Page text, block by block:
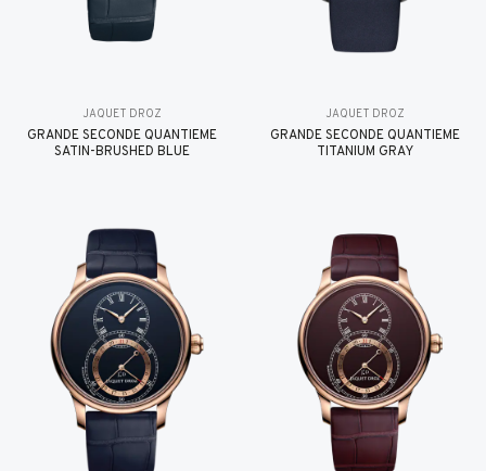
JAQUET DROZ
GRANDE SECONDE QUANTIÈME
SATIN-BRUSHED BLUE
JAQUET DROZ
GRANDE SECONDE QUANTIÈME
TITANIUM GRAY